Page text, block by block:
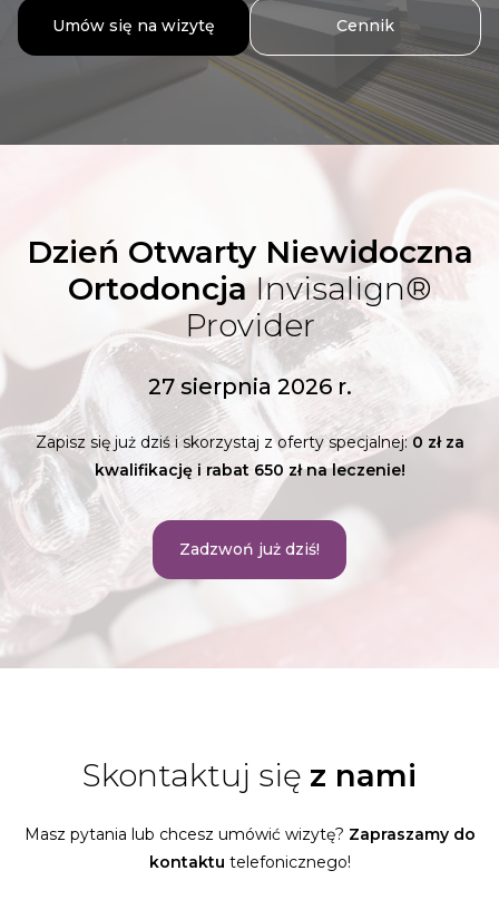
Umów się na wizytę Cennik
Dzień Otwarty Niewidoczna
OrtodoncjaInvisalign®
Provider
27 sierpnia 2026 r.
Zapisz się już dziś i skorzystaj z oferty specjalnej:0 zł za
kwalifikację i rabat 650 zł na leczenie!
Zadzwoń już dziś!
Skontaktuj się z nami
Masz pytania lub chcesz umówić wizytę? Zapraszamy do
kontaktu telefonicznego!